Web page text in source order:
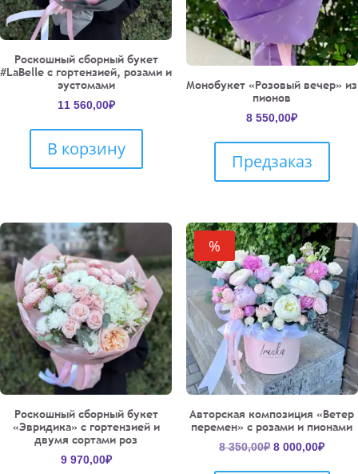
Роскошный сборный букет
#LaBelle с гортензией, розами и
эустомами
11 560,00₽
В корзину
Монобукет «Розовый вечер» из
пионов
8 550,00₽
Предзаказ
Роскошный сборный букет
«Эвридика» с гортензией и
двумя сортами роз
9 970,00₽
%
Авторская композиция «Ветер
перемен» с розами и пионами
8 350,00₽ 8 000,00₽